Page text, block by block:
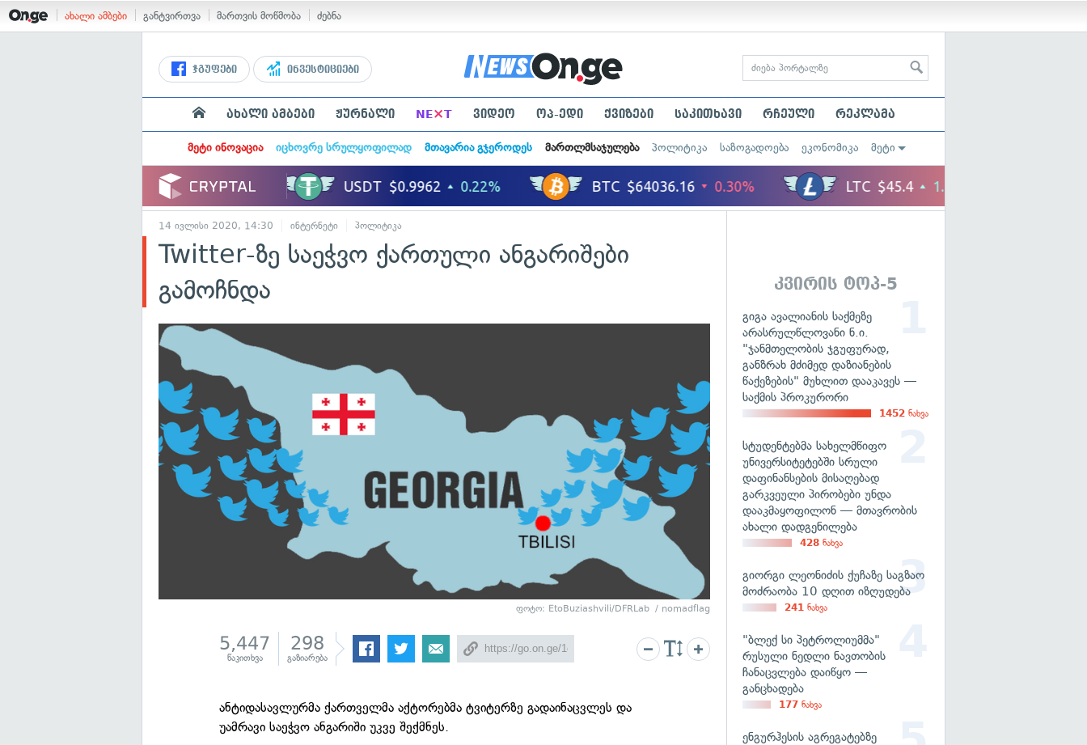
ახალი ამბები განტვირთვა მართვის მოწმობა ძებნა
ჯგუფები ინვესტიციები
ახალი ამბები ჟურნალი NE×T ვიდეო ოპ-ედი ქვიზები საკითხავი რჩეული რეკლამა
მეტი ინოვაცია იცხოვრე სრულყოფილად მთავარია გჯეროდეს მართლმსაჯულება პოლიტიკა საზოგადოება ეკონომიკა მეტი
14 ივლისი 2020, 14:30 ინტერნეტი პოლიტიკა
Twitter-ზე საეჭვო ქართული ანგარიშები
გამოჩნდა
ფოტო: EtoBuziashvili/DFRLab / nomadflag
5,447
წაკითხვა
298
გაზიარება
ანტიდასავლურმა ქართველმა აქტორებმა ტვიტერზე გადაინაცვლეს და
უამრავი საეჭვო ანგარიში უკვე შექმნეს.
კვირის ტოპ-5
გიგა ავალიანის საქმეზე
არასრულწლოვანი ნ.ი.
"ჯანმთელობის ჯგუფურად,
განზრახ მძიმედ დაზიანების
წაქეზების" მუხლით დააკავეს —
საქმის პროკურორი
1452 ნახვა
სტუდენტებმა სახელმწიფო
უნივერსიტეტებში სრული
დაფინანსების მისაღებად
გარკვეული პირობები უნდა
დააკმაყოფილონ — მთავრობის
ახალი დადგენილება
428 ნახვა
გიორგი ლეონიძის ქუჩაზე საგზაო
მოძრაობა 10 დღით იზღუდება
241 ნახვა
"ბლექ სი პეტროლიუმმა"
რუსული ნედლი ნავთობის
ჩანაცვლება დაიწყო —
განცხადება
177 ნახვა
ენგურჰესის აგრეგატებზე